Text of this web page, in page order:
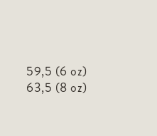
59,5 (6 oz)
63,5 (8 oz)